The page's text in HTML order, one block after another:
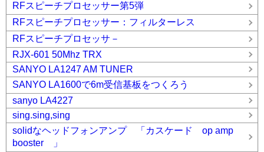
RFスピーチプロセッサー第5弾
RFスピーチプロセッサー：フィルターレス
RFスピーチプロセッサ－
RJX-601 50Mhz TRX
SANYO LA1247 AM TUNER
SANYO LA1600で6m受信基板をつくろう
sanyo LA4227
sing.sing,sing
solidなヘッドフォンアンプ 「カスケード op amp
booster 」